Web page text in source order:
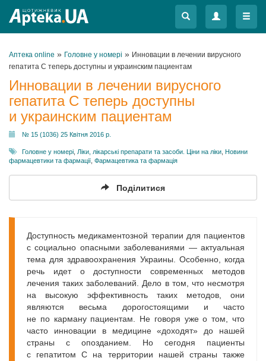
Меню
Меню
Аптека online » Головне у номері » Инновации в лечении вирусного
гепатита С теперь доступны и украинским пациентам
Инновации в лечении вирусного
гепатита С теперь доступны
и украинским пациентам
№ 15 (1036) 25 Квітня 2016 р.
Головне у номері Ліки, лікарські препарати та засоби. Ціни на ліки Новини
фармацевтики та фармації Фармацевтика та фармація
Поділитися
Доступность медикаментозной терапии для пациентов
с социально опасными заболеваниями — актуальная
тема для здравоохранения Украины. Особенно, когда
речь идет о доступности современных методов
лечения таких заболеваний. Дело в том, что несмотря
на высокую эффективность таких методов, они
являются весьма дорогостоящими и часто
не по карману пациентам. Не говоря уже о том, что
часто инновации в медицине «доходят» до нашей
страны с опозданием. Но сегодня пациенты
с гепатитом С на территории нашей страны также